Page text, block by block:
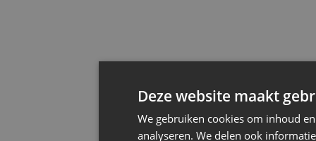
Deze website maakt
We gebruiken cookies om inhoud
analyseren. We delen ook